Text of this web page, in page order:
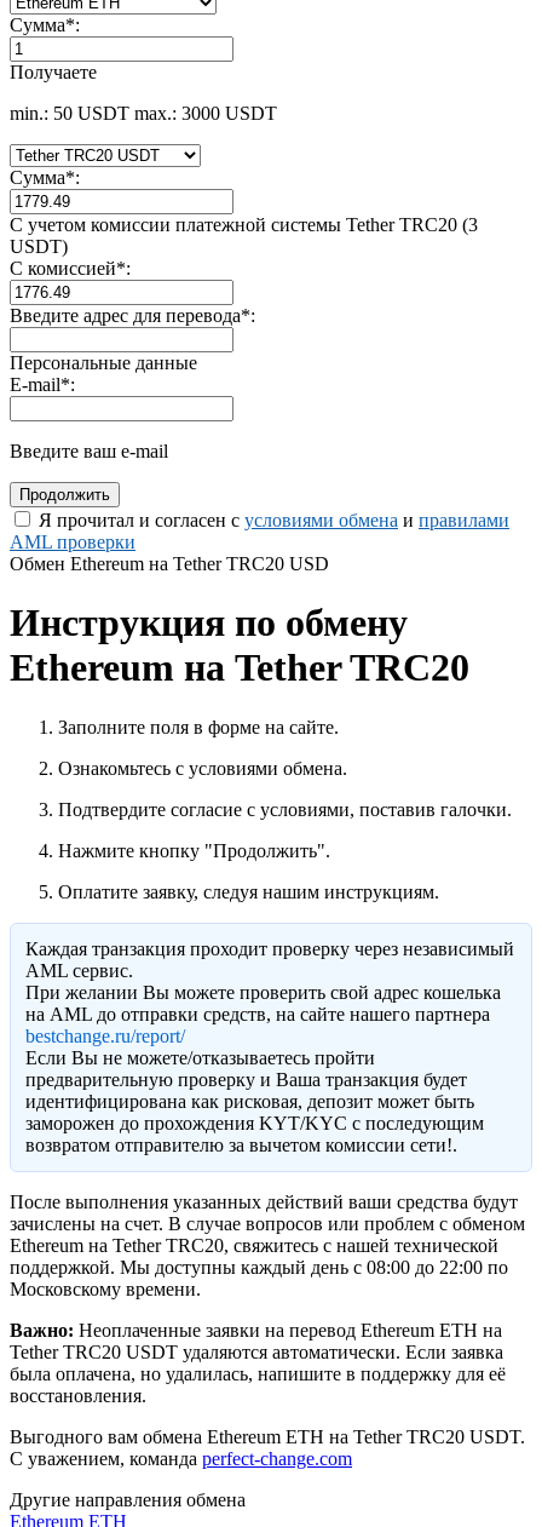
Сумма*:
Получаете
min.: 50 USDT max.: 3000 USDT
Сумма*:
С учетом комиссии платежной системы Tether TRC20 (3
USDT)
С комиссией*:
Введите адрес для перевода*:
Персональные данные
E-mail*:
Введите ваш e-mail
Я прочитал и согласен с условиями обмена и правилами
AML проверки
Обмен Ethereum на Tether TRC20 USD
Инструкция по обмену
Ethereum на Tether TRC20
Заполните поля в форме на сайте.
Ознакомьтесь с условиями обмена.
Подтвердите согласие с условиями, поставив галочки.
Нажмите кнопку "Продолжить".
Оплатите заявку, следуя нашим инструкциям.
Каждая транзакция проходит проверку через независимый
AML сервис.
При желании Вы можете проверить свой адрес кошелька
на AML до отправки средств, на сайте нашего партнера
bestchange.ru/report/
Eсли Вы не можете/отказываетесь пройти
предварительную проверку и Ваша транзакция будет
идентифицирована как рисковая, депозит может быть
заморожен до прохождения KYT/KYC с последующим
возвратом отправителю за вычетом комиссии сети!.
После выполнения указанных действий ваши средства будут
зачислены на счет. В случае вопросов или проблем с обменом
Ethereum на Tether TRC20, свяжитесь с нашей технической
поддержкой. Мы доступны каждый день с 08:00 до 22:00 по
Московскому времени.
Важно: Неоплаченные заявки на перевод Ethereum ETH на
Tether TRC20 USDT удаляются автоматически. Если заявка
была оплачена, но удалилась, напишите в поддержку для её
восстановления.
Выгодного вам обмена Ethereum ETH на Tether TRC20 USDT.
С уважением, команда perfect-change.com
Другие направления обмена
Ethereum ETH